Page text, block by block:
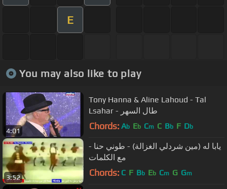
E
You may also like to play
4:01
Tony Hanna & Aline Lahoud - Tal
Lsahar - طال السهر
Chords: Ab Eb Cm C Bb F Db
3:52
يابا له (مين شردلي الغزالة) - طوني حنا -
مع الكلمات
Chords: C F Bb Eb Cm G Gm